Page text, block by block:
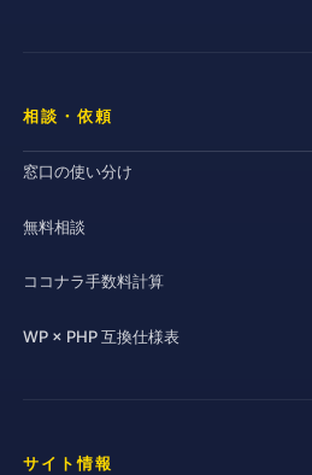
相談・依頼
窓口の使い分け
無料相談
ココナラ手数料計算
WP × PHP 互換仕様表
サイト情報